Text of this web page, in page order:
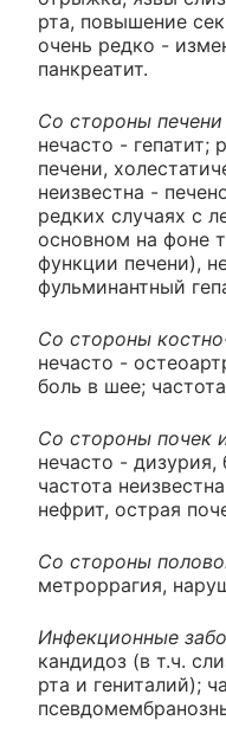
рта, повышение
очень редко -
панкреатит.
Со стороны
нечасто -
печени,
неизвестна -
редких случаях с
основном на фоне
функции печени),
фульминантный
Со стороны
нечасто -
боль в шее;
Со стороны почек
нечасто - дизурия,
частота
нефрит, острая
Со стороны
метроррагия,
Инфекционные
кандидоз (в т.ч.
рта и гениталий);